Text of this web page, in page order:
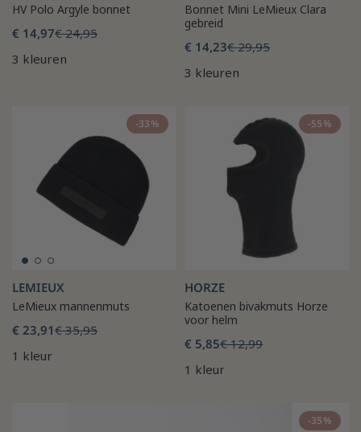
HV Polo Argyle bonnet
€ 14,97€ 24,95
3 kleuren
Bonnet Mini LeMieux Clara
gebreid
€ 14,23€ 29,95
3 kleuren
-33%
LEMIEUX
LeMieux mannenmuts
€ 23,91€ 35,95
1 kleur
-55%
HORZE
Katoenen bivakmuts Horze
voor helm
€ 5,85€ 12,99
1 kleur
-35%